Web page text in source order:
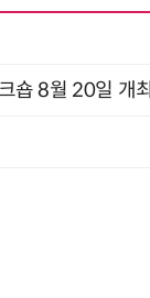
숍 8월 20일 개최